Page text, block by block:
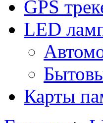
GPS
LED
Карты